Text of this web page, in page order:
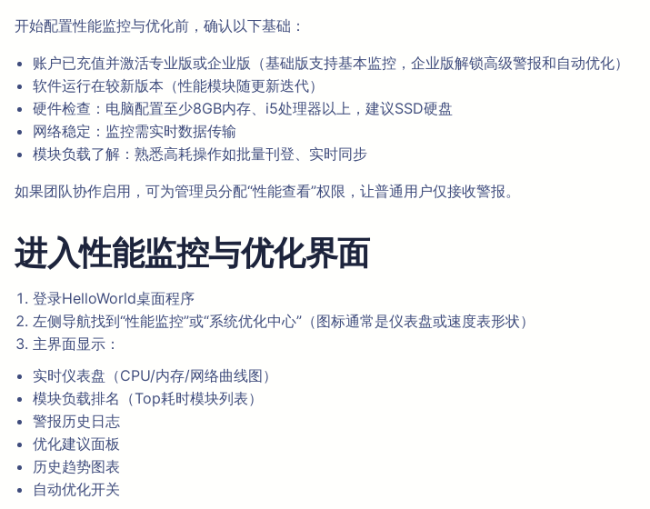
开始配置性能监控与优化前，确认以下基础：
账户已充值并激活专业版或企业版（基础版支持基本监控，企业版解锁高级警报和自动优化）
软件运行在较新版本（性能模块随更新迭代）
硬件检查：电脑配置至少8GB内存、i5处理器以上，建议SSD硬盘
网络稳定：监控需实时数据传输
模块负载了解：熟悉高耗操作如批量刊登、实时同步
如果团队协作启用，可为管理员分配“性能查看”权限，让普通用户仅接收警报。
进入性能监控与优化界面
登录HelloWorld桌面程序
左侧导航找到“性能监控”或“系统优化中心”（图标通常是仪表盘或速度表形状）
主界面显示：
实时仪表盘（CPU/内存/网络曲线图）
模块负载排名（Top耗时模块列表）
警报历史日志
优化建议面板
历史趋势图表
自动优化开关